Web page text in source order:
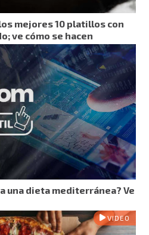
mejores 10 platillos con
ve cómo se hacen
una dieta mediterránea? Ve
VIDEO